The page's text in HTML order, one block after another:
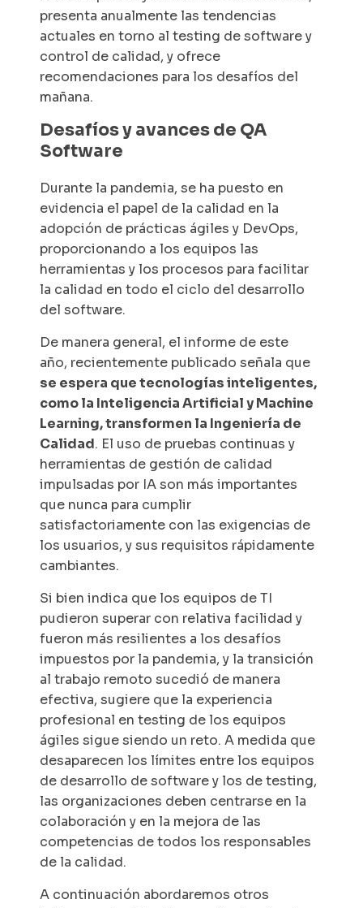
presenta anualmente las tendencias
actuales en torno al testing de software y
control de calidad, y ofrece
recomendaciones para los desafíos del
mañana.
Desafíos y avances de QA
Software
Durante la pandemia, se ha puesto en
evidencia el papel de la calidad en la
adopción de prácticas ágiles y DevOps,
proporcionando a los equipos las
herramientas y los procesos para facilitar
la calidad en todo el ciclo del desarrollo
del software.
De manera general, el informe de este
año, recientemente publicado señala que
se espera que tecnologías inteligentes,
como la Inteligencia Artificial y Machine
Learning, transformen la Ingeniería de
Calidad. El uso de pruebas continuas y
herramientas de gestión de calidad
impulsadas por IA son más importantes
que nunca para cumplir
satisfactoriamente con las exigencias de
los usuarios, y sus requisitos rápidamente
cambiantes.
Si bien indica que los equipos de TI
pudieron superar con relativa facilidad y
fueron más resilientes a los desafíos
impuestos por la pandemia, y la transición
al trabajo remoto sucedió de manera
efectiva, sugiere que la experiencia
profesional en testing de los equipos
ágiles sigue siendo un reto. A medida que
desaparecen los límites entre los equipos
de desarrollo de software y los de testing,
las organizaciones deben centrarse en la
colaboración y en la mejora de las
competencias de todos los responsables
de la calidad.
A continuación abordaremos otros